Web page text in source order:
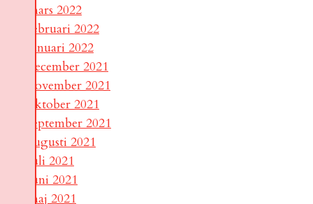
mars 2022
februari 2022
januari 2022
december 2021
november 2021
oktober 2021
september 2021
augusti 2021
juli 2021
juni 2021
maj 2021